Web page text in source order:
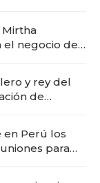
Mirtha
el negocio del
y rey del
de
en Perú los
para